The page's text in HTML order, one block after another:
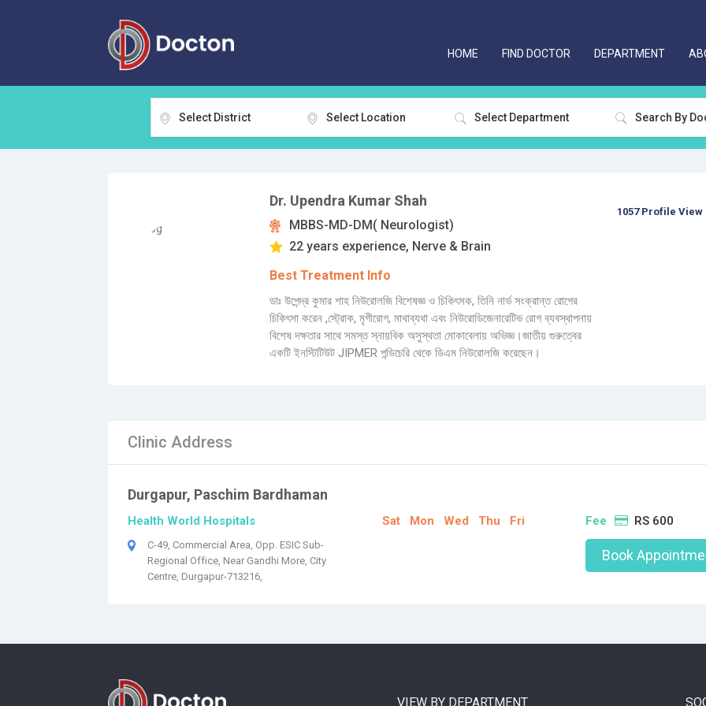
HOME FIND DOCTOR DEPARTMENT
Select District Select Location Select Department
Dr. Upendra Kumar Shah
MBBS-MD-DM( Neurologist)
22 years experience, Nerve & Brain
Best Treatment Info
ডাঃ উপেন্দ্র কুমার শাহ নিউরোলজি বিশেষজ্ঞ ও চিকিৎসক, তিনি নার্ভ সংক্রান্ত রোগের
চিকিৎসা করেন ,স্ট্রোক, মৃগীরোগ, মাথাব্যথা এবং নিউরোডিজেনারেটিভ রোগ ব্যবস্থাপনায়
বিশেষ দক্ষতার সাথে সমস্ত স্নায়বিক অসুস্থতা মোকাবেলায় অভিজ্ঞ।জাতীয় গুরুত্বের
একটি ইনস্টিটিউট JIPMER পন্ডিচেরি থেকে ডিএম নিউরোলজি করেছেন।
1057 Profile View
Clinic Address
Durgapur, Paschim Bardhaman
Health World Hospitals
C-49, Commercial Area, Opp. ESIC Sub-
Regional Office, Near Gandhi More, City
Centre, Durgapur-713216,
Sat Mon Wed Thu Fri Fee RS 600
Book
VIEW BY DEPARTMENT